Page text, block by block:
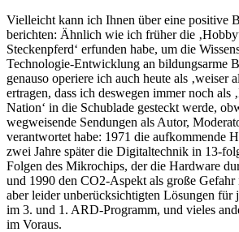
Vielleicht kann ich Ihnen über eine positive
berichten: Ähnlich wie ich früher die
Steckenpferd‘ erfunden habe, um die
Technologie-Entwicklung an bildungsarme
genauso operiere ich auch heute als ‚weiser
ertragen, dass ich deswegen immer noch als
Nation‘ in die Schublade gesteckt werde,
wegweisende Sendungen als Autor,
verantwortet habe: 1971 die aufkommende
zwei Jahre später die Digitaltechnik in 13-
Folgen des Mikrochips, der die Hardware
und 1990 den CO2-Aspekt als große Gefahr
aber leider unberücksichtigten Lösungen für
im 3. und 1. ARD-Programm, und vieles
im Voraus.